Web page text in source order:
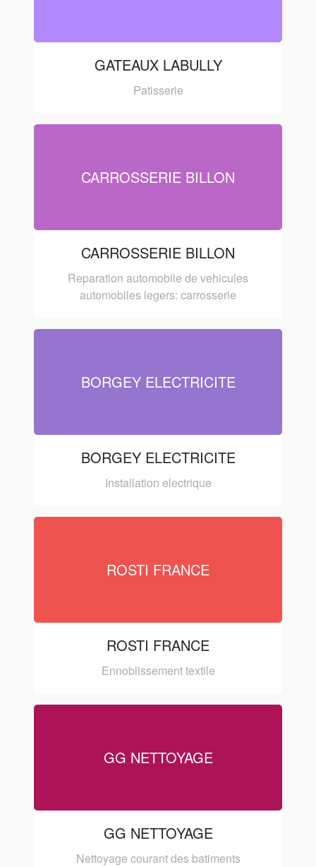
GATEAUX LABULLY
Patisserie
CARROSSERIE BILLON
CARROSSERIE BILLON
Reparation automobile de vehicules
automobiles legers: carrosserie
BORGEY ELECTRICITE
BORGEY ELECTRICITE
Installation electrique
ROSTI FRANCE
ROSTI FRANCE
Ennoblissement textile
GG NETTOYAGE
GG NETTOYAGE
Nettoyage courant des batiments